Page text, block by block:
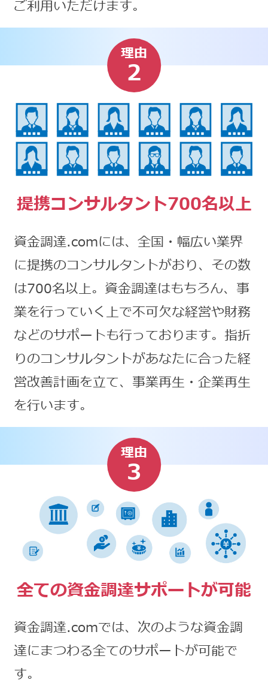
ご利用いただけます。
理由
2
提携コンサルタント700名以上
資金調達.comには、全国・幅広い業界
に提携のコンサルタントがおり、その数
は700名以上。資金調達はもちろん、事
業を行っていく上で不可欠な経営や財務
などのサポートも行っております。指折
りのコンサルタントがあなたに合った経
営改善計画を立て、事業再生・企業再生
を行います。
理由
3
全ての資金調達サポートが可能
資金調達.comでは、次のような資金調
達にまつわる全てのサポートが可能で
す。